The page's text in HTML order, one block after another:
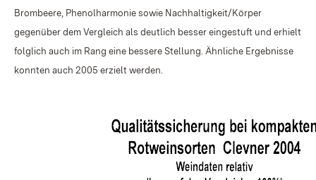
Brombeere, Phenolharmonie sowie Nachhaltigkeit/Körper
gegenüber dem Vergleich als deutlich besser eingestuft und erhielt
folglich auch im Rang eine bessere Stellung. Ähnliche Ergebnisse
konnten auch 2005 erzielt werden.